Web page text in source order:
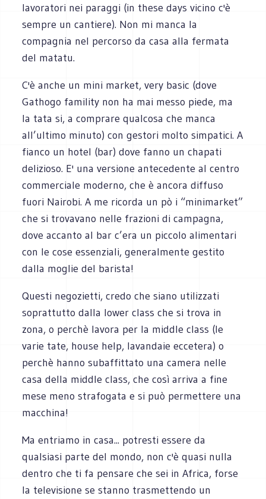
lavoratori nei paraggi (in these days vicino c'è
sempre un cantiere). Non mi manca la
compagnia nel percorso da casa alla fermata
del matatu.
C'è anche un mini market, very basic (dove
Gathogo famility non ha mai messo piede, ma
la tata si, a comprare qualcosa che manca
all’ultimo minuto) con gestori molto simpatici. A
fianco un hotel (bar) dove fanno un chapati
delizioso. E' una versione antecedente al centro
commerciale moderno, che è ancora diffuso
fuori Nairobi. A me ricorda un pò i “minimarket”
che si trovavano nelle frazioni di campagna,
dove accanto al bar c’era un piccolo alimentari
con le cose essenziali, generalmente gestito
dalla moglie del barista!
Questi negozietti, credo che siano utilizzati
soprattutto dalla lower class che si trova in
zona, o perchè lavora per la middle class (le
varie tate, house help, lavandaie eccetera) o
perchè hanno subaffittato una camera nelle
casa della middle class, che così arriva a fine
mese meno strafogata e si può permettere una
macchina!
Ma entriamo in casa... potresti essere da
qualsiasi parte del mondo, non c'è quasi nulla
dentro che ti fa pensare che sei in Africa, forse
la televisione se stanno trasmettendo un